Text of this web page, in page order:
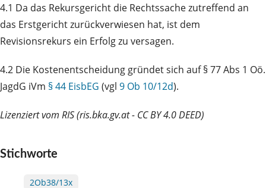
4.1 Da das Rekursgericht die Rechtssache zutreffend an
das Erstgericht zurückverwiesen hat, ist dem
Revisionsrekurs ein Erfolg zu versagen.
4.2 Die Kostenentscheidung gründet sich auf § 77 Abs 1 Oö.
JagdG iVm § 44 EisbEG (vgl 9 Ob 10/12d).
Lizenziert vom RIS (ris.bka.gv.at - CC BY 4.0 DEED)
Stichworte
2Ob38/13x